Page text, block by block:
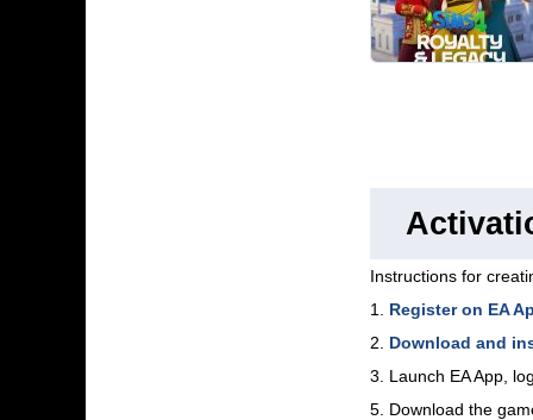
Instructions for
1. Register on EA
2. Download and
3. Launch EA App,
5. Download the